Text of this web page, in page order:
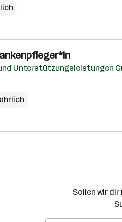
Unterstützungsleistungen
Sollen wir